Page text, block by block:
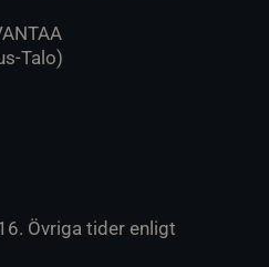
Talo)
Övriga tider enligt